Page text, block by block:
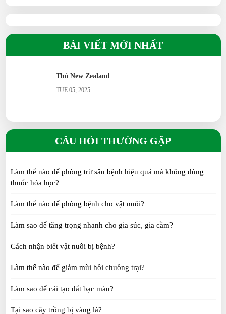
BÀI VIẾT MỚI NHẤT
Thỏ New Zealand
TUE 05, 2025
CÂU HỎI THƯỜNG GẶP
Làm thế nào để phòng trừ sâu bệnh hiệu quả mà không dùng
thuốc hóa học?
Làm thế nào để phòng bệnh cho vật nuôi?
Làm sao để tăng trọng nhanh cho gia súc, gia cầm?
Cách nhận biết vật nuôi bị bệnh?
Làm thế nào để giảm mùi hôi chuồng trại?
Làm sao để cải tạo đất bạc màu?
Tại sao cây trồng bị vàng lá?